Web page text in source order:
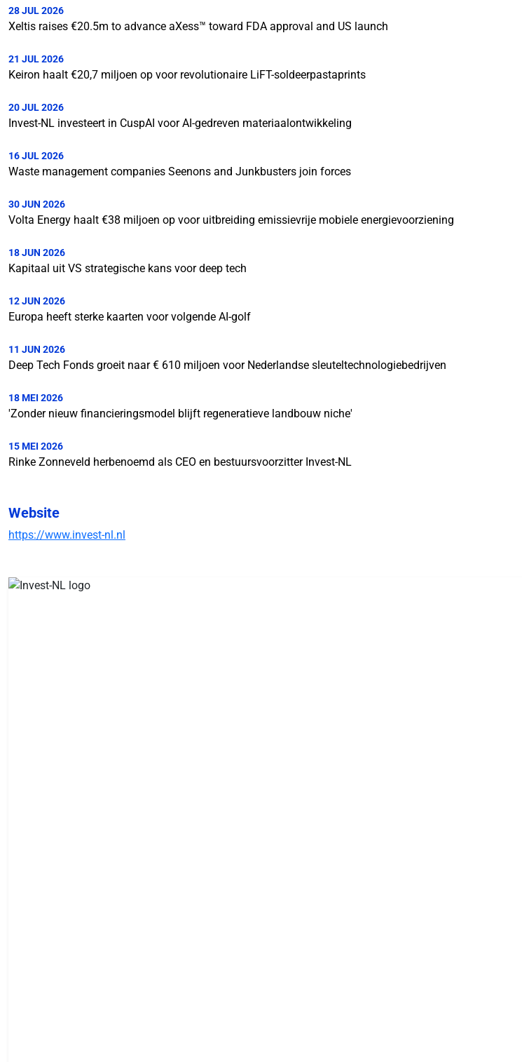
28 JUL 2026
Xeltis raises €20.5m to advance aXess™ toward FDA approval and US launch
21 JUL 2026
Keiron haalt €20,7 miljoen op voor revolutionaire LiFT-soldeerpastaprints
20 JUL 2026
Invest-NL investeert in CuspAI voor AI-gedreven materiaalontwikkeling
16 JUL 2026
Waste management companies Seenons and Junkbusters join forces
30 JUN 2026
Volta Energy haalt €38 miljoen op voor uitbreiding emissievrije mobiele energievoorziening
18 JUN 2026
Kapitaal uit VS strategische kans voor deep tech
12 JUN 2026
Europa heeft sterke kaarten voor volgende AI-golf
11 JUN 2026
Deep Tech Fonds groeit naar € 610 miljoen voor Nederlandse sleuteltechnologiebedrijven
18 MEI 2026
'Zonder nieuw financieringsmodel blijft regeneratieve landbouw niche'
15 MEI 2026
Rinke Zonneveld herbenoemd als CEO en bestuursvoorzitter Invest-NL
Website
https://www.invest-nl.nl